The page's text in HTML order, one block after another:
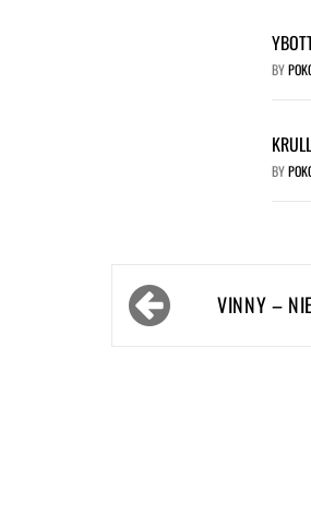
BY
BY
Bericht
navigatieVINNY –